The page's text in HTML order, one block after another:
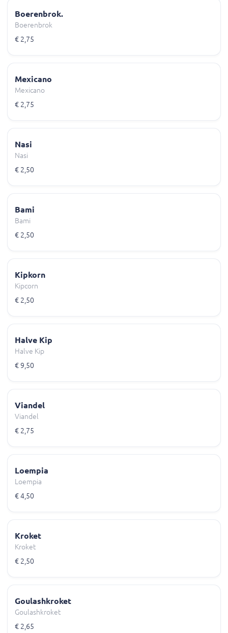
Boerenbrok.
Boerenbrok
€ 2,75
Mexicano
Mexicano
€ 2,75
Nasi
Nasi
€ 2,50
Bami
Bami
€ 2,50
Kipkorn
Kipcorn
€ 2,50
Halve Kip
Halve Kip
€ 9,50
Viandel
Viandel
€ 2,75
Loempia
Loempia
€ 4,50
Kroket
Kroket
€ 2,50
Goulashkroket
Goulashkroket
€ 2,65